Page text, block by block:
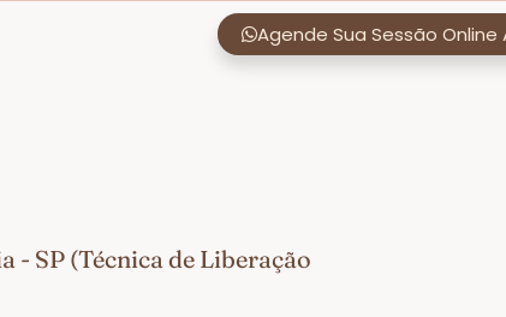
Agende Sua Sessão Online
- SP (Técnica de Liberação